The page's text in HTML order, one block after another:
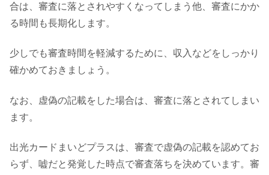
合は、審査に落とされやすくなってしまう他、審査にかか
る時間も長期化します。
少しでも審査時間を軽減するために、収入などをしっかり
確かめておきましょう。
なお、虚偽の記載をした場合は、審査に落とされてしまい
ます。
出光カードまいどプラスは、審査で虚偽の記載を認めてお
らず、嘘だと発覚した時点で審査落ちを決めています。審